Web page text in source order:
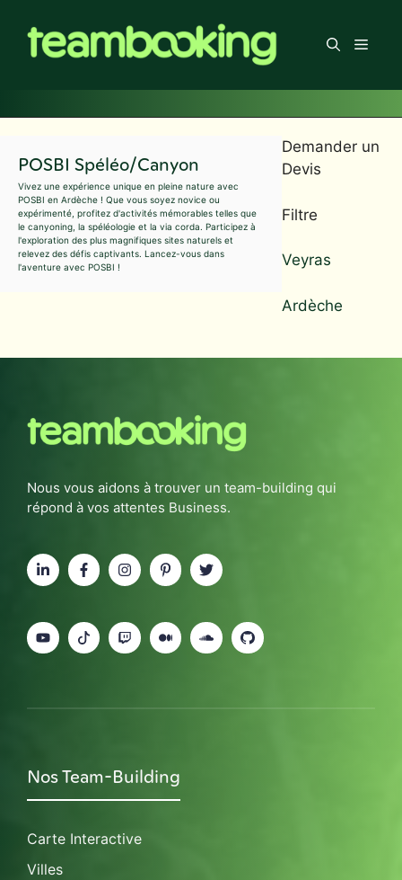
contenu
Menu
POSBI Spéléo/Canyon
Vivez une expérience unique en pleine nature avec
POSBI en Ardèche ! Que vous soyez novice ou
expérimenté, profitez d'activités mémorables telles que
le canyoning, la spéléologie et la via corda. Participez à
l'exploration des plus magnifiques sites naturels et
relevez des défis captivants. Lancez-vous dans
l'aventure avec POSBI !
Demander un
Devis
Filtre
Veyras
Ardèche
Nous vous aidons à trouver un team-building qui
répond à vos attentes Business.
Nos Team-Building
Carte Interactive
Villes